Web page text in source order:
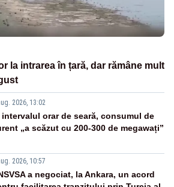
la intrarea în țară, dar rămâne mult
2026, 13:02
intervalul orar de seară, consumul de
„a scăzut cu 200-300 de megawați”
2026, 10:57
a negociat, la Ankara, un acord